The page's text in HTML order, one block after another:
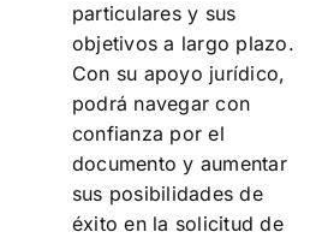
particulares y sus
objetivos a largo plazo.
Con su apoyo jurídico,
podrá navegar con
confianza por el
documento y aumentar
sus posibilidades de
éxito en la solicitud de